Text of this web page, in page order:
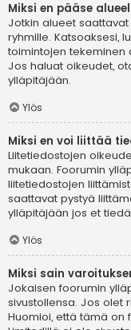
Miksi en pääse
Jotkin alueet
ryhmille. Katsoaksesi,
toimintojen tekeminen
Jos haluat oikeudet,
ylläpitäjään.
Ylös
Miksi en voi liittää
Liitetiedostojen
mukaan. Foorumin
liitetiedostojen
saattavat pystyä
ylläpitäjään jos et
Ylös
Miksi sain
Jokaisen foorumin
sivustollensa. Jos olet
Huomioi, että tämä on